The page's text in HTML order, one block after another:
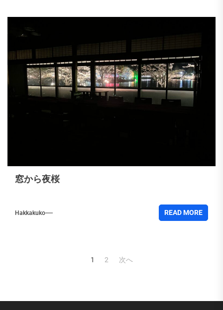
窓から夜桜
Hakkakuko READ MORE
1 2 次へ